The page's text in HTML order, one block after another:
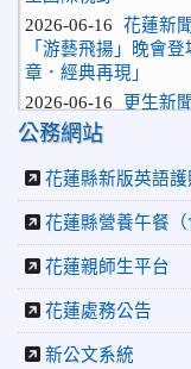
花蓮新
「游藝飛揚」晚會
章．經典再現」
更生新
才藝晚會登場
2026-06-10
師生自製畢業歌曲
2026-06-10 教育廣
體驗闖關探索歷史
2026-04-30 讓愛閃
捐助光復國小
2026-07-22 花蓮新
連 三大賽事勇奪
2026-07-22 更生新
公務網站
花蓮縣新版英語護
花蓮縣營養午餐（
花蓮親師生平台
花蓮處務公告
新公文系統